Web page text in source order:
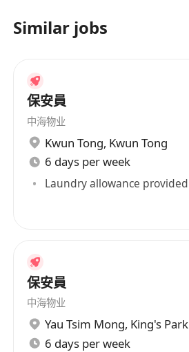
Similar jobs
保安員
中海物业
Kwun Tong, Kwun Tong
6 days per week
Laundry allowance provided
保安員
中海物业
Yau Tsim Mong, King's Park
6 days per week